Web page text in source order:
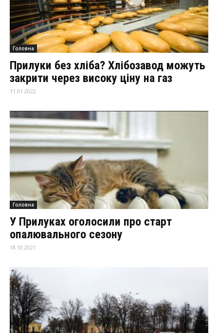
Головна
Прилуки без хліба? Хлібозавод можуть
закрити через високу ціну на газ
11.01.2022
Головна
У Прилуках оголосили про старт
опалювального сезону
18.10.2021